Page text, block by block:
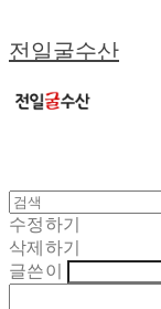
전일굴수산
수정하기
삭제하기
글쓴이